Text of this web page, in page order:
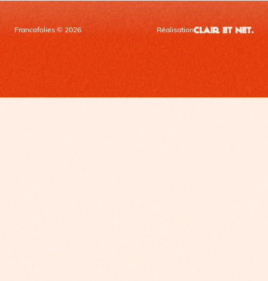
Francofolies © 2026 Réalisation